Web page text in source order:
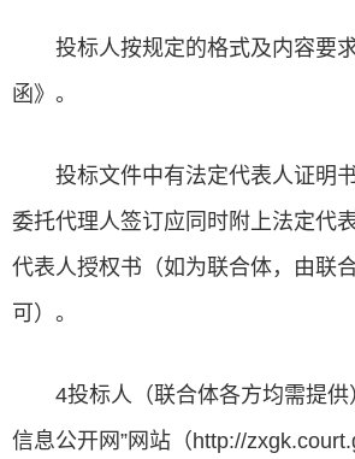
投标人按规定的格式及内容要
函》。
投标文件中有法定代表人证明
委托代理人签订应同时附上法定代
代表人授权书（如为联合体，由联
可）。
4投标人（联合体各方均需提供
信息公开网”网站（http://